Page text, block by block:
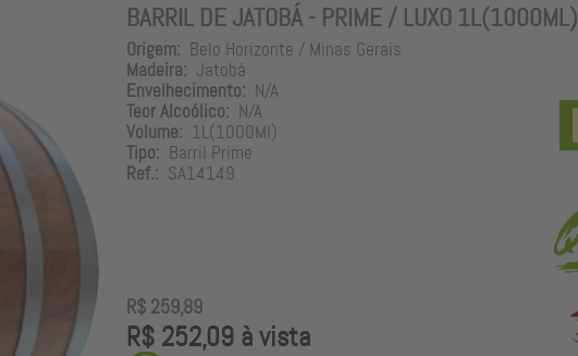
BARRIL DE JATOBÁ - PRIME / LUXO 1L(1000ML)
Origem: Belo Horizonte / Minas Gerais
Madeira: Jatobá
Envelhecimento: N/A
Teor Alcoólico: N/A
Volume: 1L(1000Ml)
Tipo: Barril Prime
Ref.: SA14149
R$ 259,89
R$ 252,09 à vista